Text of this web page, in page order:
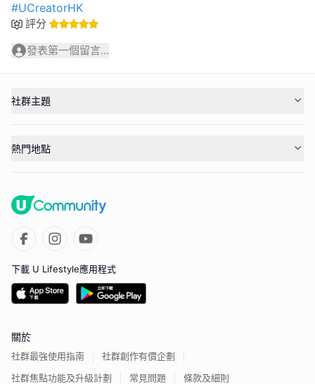
#UCreatorHK
評分
發表第一個留言...
社群主題
熱門地點
下載 U Lifestyle應用程式
關於
社群最強使用指南
社群創作有價企劃
社群焦點功能及升級計劃
常見問題 條款及細則